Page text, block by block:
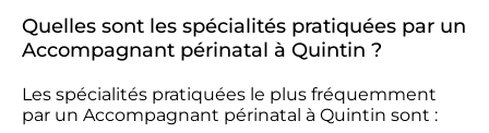
Quelles sont les spécialités pratiquées par un
Accompagnant périnatal à Quintin ?
Les spécialités pratiquées le plus fréquemment
par un Accompagnant périnatal à Quintin sont :